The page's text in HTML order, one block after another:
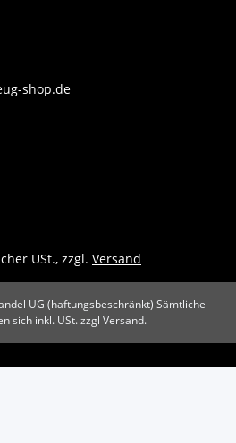
shop.de
USt., zzgl. Versand
UG (haftungsbeschränkt) Sämtliche
sich inkl. USt. zzgl Versand.